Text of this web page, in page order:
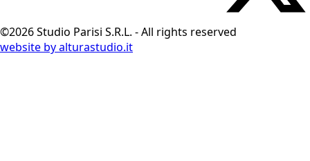
©2026 Studio Parisi S.R.L. - All rights reserved
website by alturastudio.it